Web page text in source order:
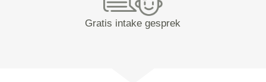
Gratis intake gesprek